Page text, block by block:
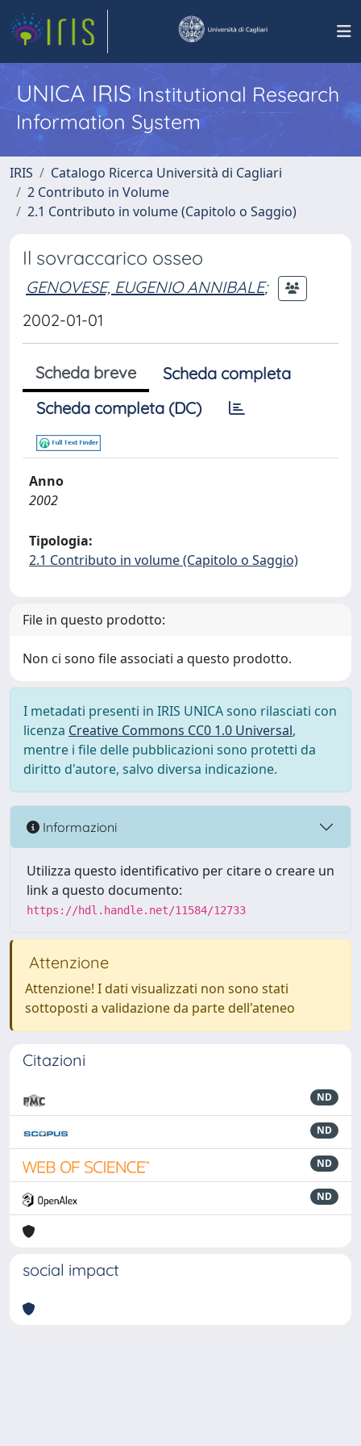
UNICA IRISInstitutional Research
Information System
IRIS
Catalogo Ricerca Università di Cagliari
2 Contributo in Volume
2.1 Contributo in volume (Capitolo o Saggio)
Il sovraccarico osseo
GENOVESE, EUGENIO ANNIBALE;
2002-01-01
Scheda breve
Scheda completa
Scheda completa (DC)
Anno
2002
Tipologia:
2.1 Contributo in volume (Capitolo o Saggio)
File in questo prodotto:
Non ci sono file associati a questo prodotto.
I metadati presenti in IRIS UNICA sono rilasciati con
licenza Creative Commons CC0 1.0 Universal,
mentre i file delle pubblicazioni sono protetti da
diritto d'autore, salvo diversa indicazione.
Informazioni
Utilizza questo identificativo per citare o creare un
link a questo documento:
https://hdl.handle.net/11584/12733
Attenzione
Attenzione! I dati visualizzati non sono stati
sottoposti a validazione da parte dell'ateneo
Citazioni
ND
ND
ND
ND
social impact